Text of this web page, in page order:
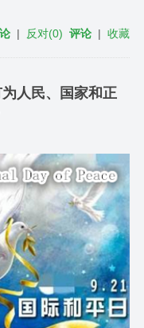
| 反对(0) 评论 |收藏
人民、国家和正